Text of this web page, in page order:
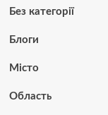
Без категорії
Блоги
Місто
Область